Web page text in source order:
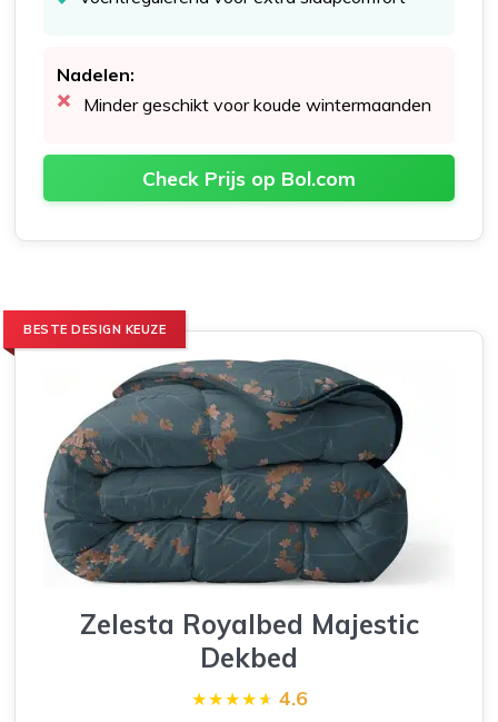
Nadelen:
Minder geschikt voor koude wintermaanden
Check Prijs op Bol.com
BESTE DESIGN KEUZE
Zelesta Royalbed Majestic
Dekbed
4.6